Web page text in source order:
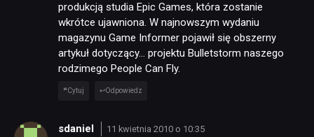
produkcją studia Epic Games, która zostanie
wkrótce ujawniona. W najnowszym wydaniu
magazynu Game Informer pojawił się obszerny
artykuł dotyczący… projektu Bulletstorm naszego
rodzimego People Can Fly.
Cytuj Odpowiedz
sdaniel 11 kwietnia 2010 o 10:35